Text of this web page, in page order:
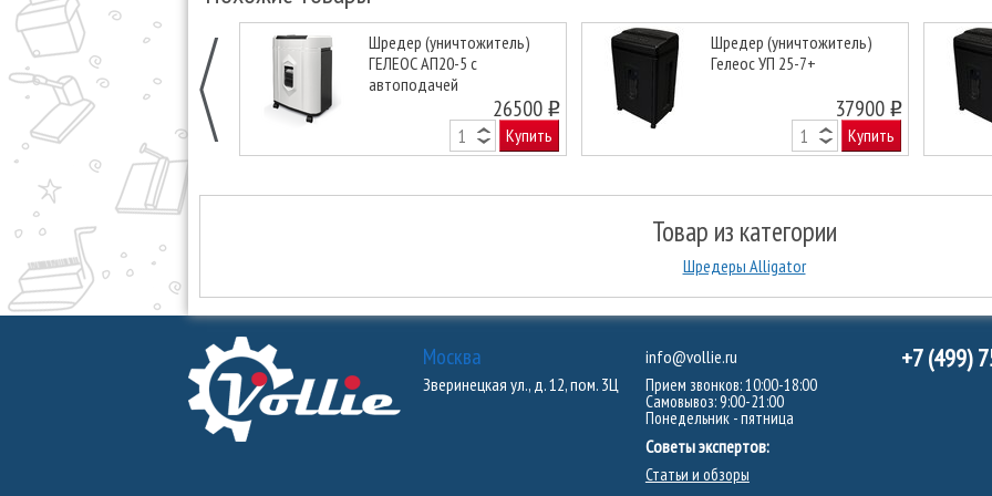
Шредер (уничтожитель)
ГЕЛЕОС АП20-5 с
автоподачей
26500 o
Купить
Шредер (уничтожитель)
Гелеос УП 25-7+
37900 o
Купить
Товар из категории
Шредеры Alligator
Москва
Зверинецкая ул., д. 12, пом. 3Ц
info@vollie.ru
Прием звонков: 10:00-18:00
Самовывоз: 9:00-21:00
Понедельник - пятница
Советы экспертов:
Статьи и обзоры
+7 (499)